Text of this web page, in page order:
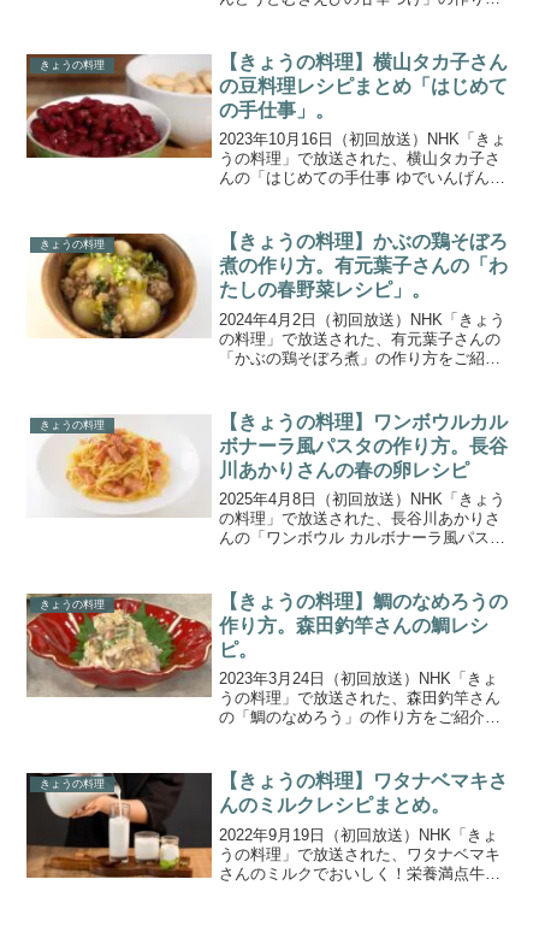
工夫と技を京料理人に学ぶ「本上まなみ
の京暮らしごはん...
きょうの料理
【きょうの料理】横山タカ子さん
の豆料理レシピまとめ「はじめて
の手仕事」。
2023年10月16日（初回放送）NHK「きょ
うの料理」で放送された、横山タカ子さ
んの「はじめての手仕事 ゆでいんげん
子さんの「はじめての手仕事」。今回
は、深まる秋に恋...
きょうの料理
【きょうの料理】かぶの鶏そぼろ
煮の作り方。有元葉子さんの「わ
たしの春野菜レシピ」。
2024年4月2日（初回放送）NHK「きょう
の料理」で放送された、有元葉子さんの
「かぶの鶏そぼろ煮」の作り方をご紹介
菜レシピ」。2日目は料理研究家の有元葉
子さんから春...
きょうの料理
【きょうの料理】ワンボウルカル
ボナーラ風パスタの作り方。長谷
川あかりさんの春の卵レシピ
2025年4月8日（初回放送）NHK「きょう
の料理」で放送された、長谷川あかりさ
んの「ワンボウル カルボナーラ風パス
ピ」。今回は料理研究家の長谷川あかり
さんが定番のに...
きょうの料理
【きょうの料理】鯛のなめろうの
作り方。森田釣竿さんの鯛レシ
ピ。
2023年3月24日（初回放送）NHK「きょ
うの料理」で放送された、森田釣竿さん
の「鯛のなめろう」の作り方をご紹介し
ふれる仲良し同級生コンビ、森田釣竿さ
んと村田明彦さん...
きょうの料理
【きょうの料理】ワタナベマキさ
んのミルクレシピまとめ。
2022年9月19日（初回放送）NHK「きょ
うの料理」で放送された、ワタナベマキ
さんのミルクでおいしく！栄養満点牛乳